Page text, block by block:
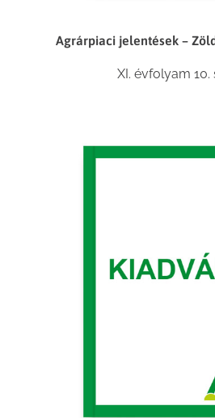
Agrárpiaci jelentések –
XI. évfolyam 10.